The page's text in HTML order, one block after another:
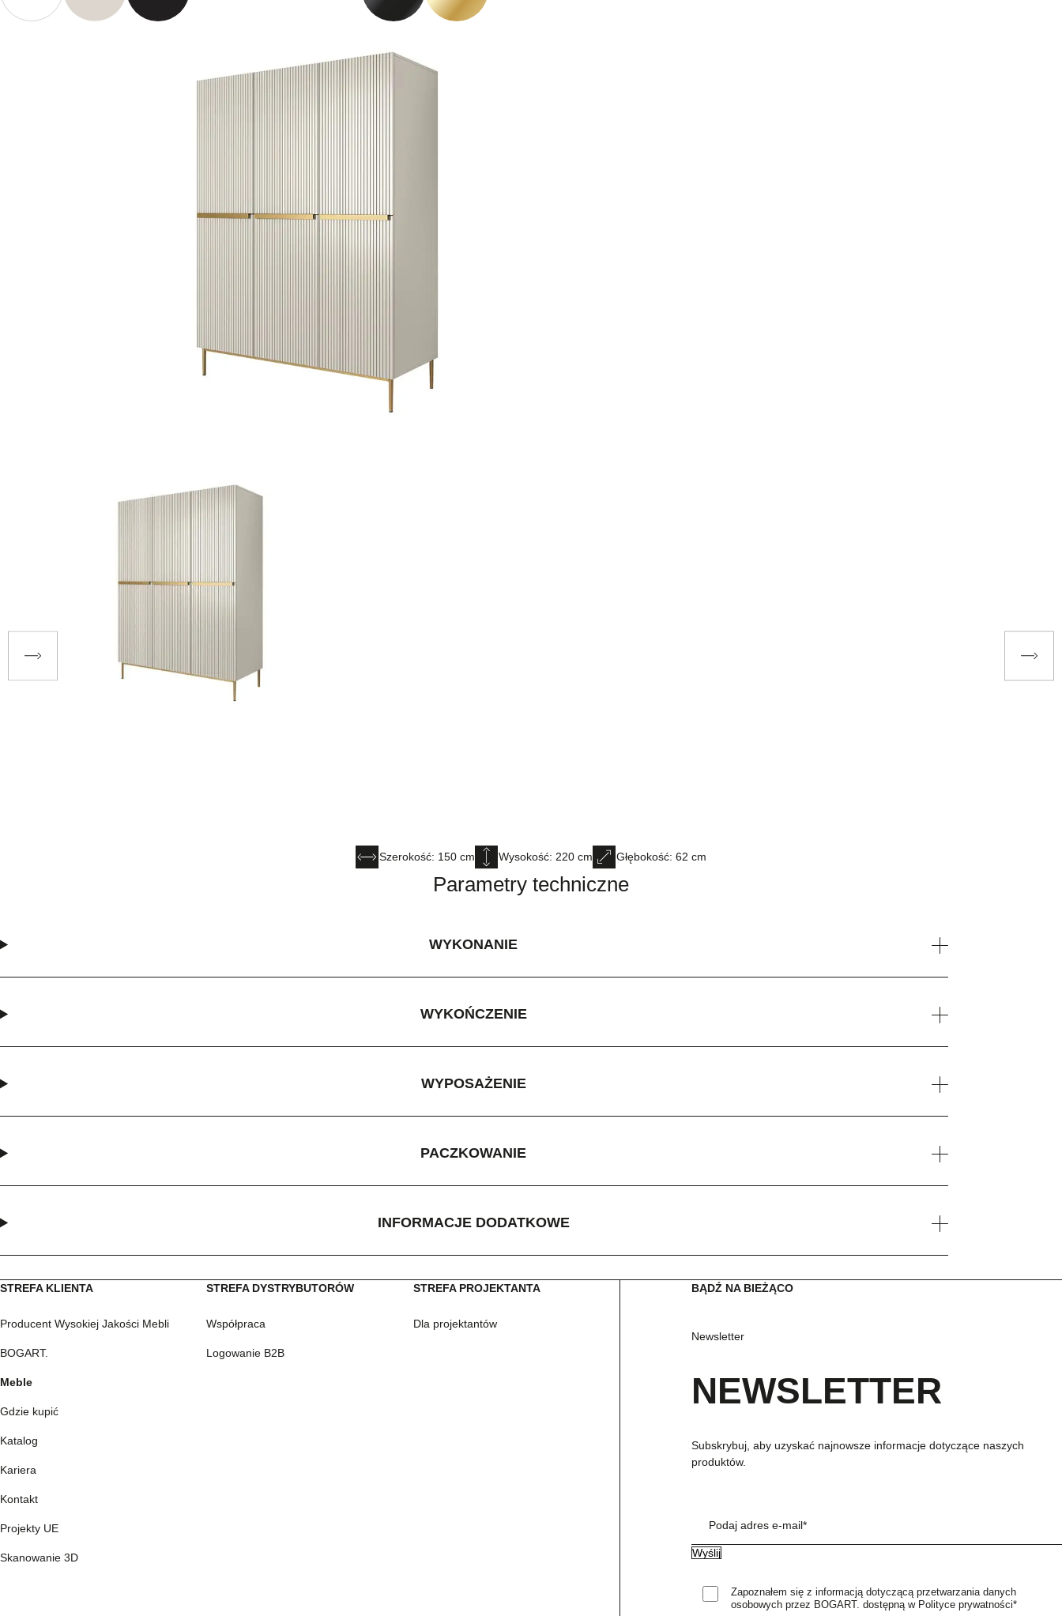
Szerokość: 150 cm Wysokość: 220 cm Głębokość: 62 cm
Parametry techniczne
WYKONANIE
WYKOŃCZENIE
WYPOSAŻENIE
PACZKOWANIE
INFORMACJE DODATKOWE
STREFA KLIENTA
Producent Wysokiej Jakości Mebli
BOGART.
Meble
Gdzie kupić
Katalog
Kariera
Kontakt
Projekty UE
Skanowanie 3D
STREFA DYSTRYBUTORÓW
Współpraca
Logowanie B2B
STREFA PROJEKTANTA
Dla projektantów
BĄDŹ NA BIEŻĄCO
Newsletter
NEWSLETTER
Subskrybuj, aby uzyskać najnowsze informacje dotyczące naszych
produktów.
Podaj adres e-mail*
Zapoznałem się z informacją dotyczącą przetwarzania danych
osobowych przez BOGART. dostępną w Polityce prywatności*